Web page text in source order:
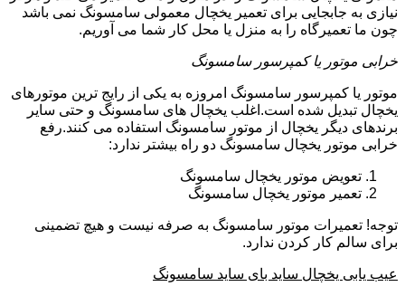
نیازی به جابجایی برای تعمیر یخچال معمولی سامسونگ نمی باشد
چون ما تعمیرگاه را به منزل یا محل کار شما می آوریم.
خرابی موتور یا کمپرسور سامسونگ
موتور یا کمپرسور سامسونگ امروزه به یکی از رایج ترین موتورهای
یخچال تبدیل شده است.اغلب یخچال های سامسونگ و حتی سایر
برندهای دیگر یخچال از موتور سامسونگ استفاده می کنند.رفع
خرابی موتور یخچال سامسونگ دو راه بیشتر ندارد:
تعویض موتور یخچال سامسونگ
تعمیر موتور یخچال سامسونگ
توجه! تعمیرات موتور سامسونگ به صرفه نیست و هیچ تضمینی
برای سالم کار کردن ندارد.
عیب یابی یخچال ساید بای ساید سامسونگ